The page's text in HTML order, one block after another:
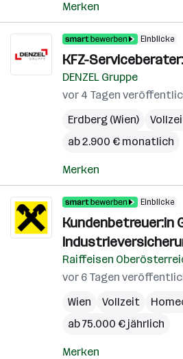
Merken
Einblicke
KFZ-
DENZEL Gruppe
vor 4 Tagen
Erdberg (Wien)
ab 2.900 € monatlich
Merken
Einblicke
Kundenbetreuer:in
Raiffeisen
vor 6 Tagen
Wien
Vollzeit
ab 75.000 € jährlich
Merken